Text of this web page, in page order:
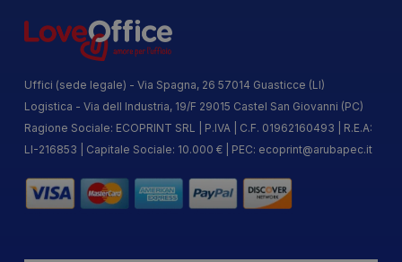
Uffici (sede legale) - Via Spagna, 26 57014 Guasticce (LI)
Logistica - Via dell Industria, 19/F 29015 Castel San Giovanni (PC)
Ragione Sociale: ECOPRINT SRL | P.IVA | C.F. 01962160493 | R.E.A:
LI-216853 | Capitale Sociale: 10.000 € | PEC: ecoprint@arubapec.it